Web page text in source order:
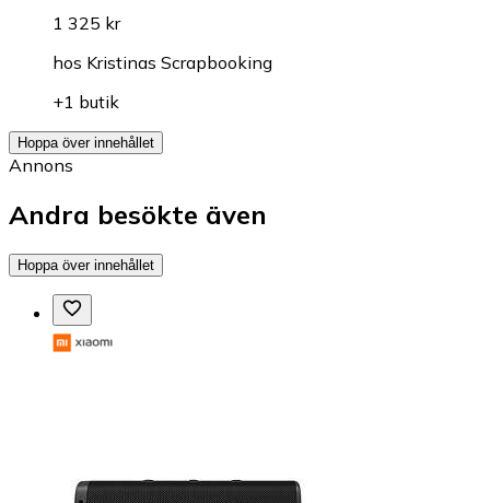
1 325 kr
hos Kristinas Scrapbooking
+1 butik
Hoppa över innehållet
Annons
Andra besökte även
Hoppa över innehållet